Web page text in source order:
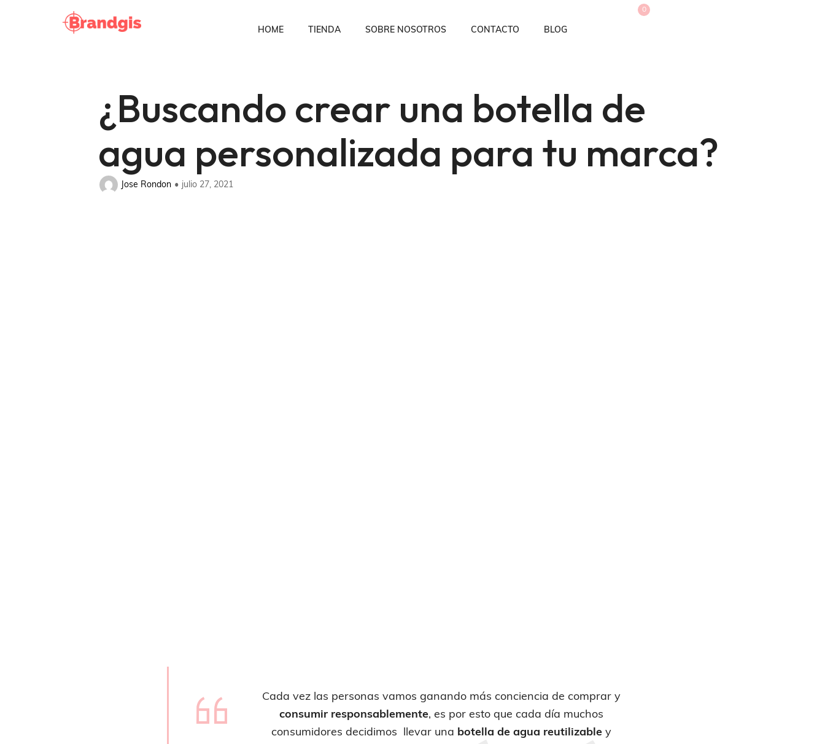
HOME TIENDA SOBRE NOSOTROS CONTACTO BLOG
0
¿Buscando crear una botella de
agua personalizada para tu marca?
Jose Rondon julio 27, 2021
Cada vez las personas vamos ganando más conciencia de comprar y
consumir responsablemente, es por esto que cada día muchos
consumidores decidimos llevar una botella de agua reutilizabley